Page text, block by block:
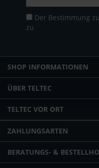
Der Bestimmung
zu
SHOP INFORMATIONEN
ÜBER TELTEC
TELTEC VOR ORT
ZAHLUNGSARTEN
BERATUNGS- &